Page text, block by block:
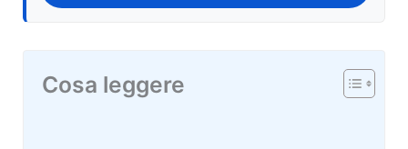
Cosa leggere